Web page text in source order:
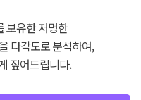
보유한 저명한
다각도로 분석하여,
짚어드립니다.